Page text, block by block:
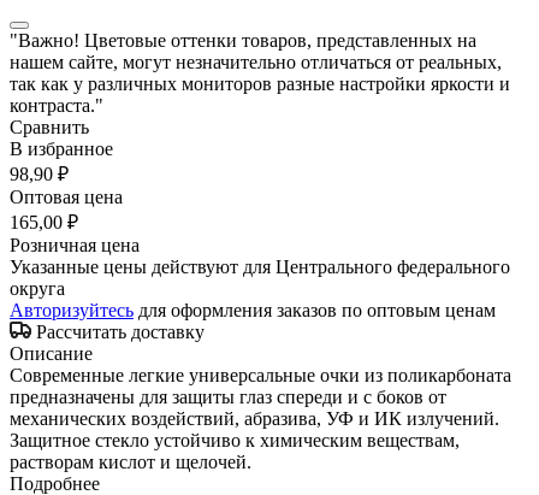
"Важно! Цветовые оттенки товаров, представленных на
нашем сайте, могут незначительно отличаться от реальных,
так как у различных мониторов разные настройки яркости и
контраста."
Сравнить
В избранное
98,90 ₽
Оптовая цена
165,00 ₽
Розничная цена
Указанные цены действуют для Центрального федерального
округа
Авторизуйтесь для оформления заказов по оптовым ценам
Рассчитать доставку
Описание
Современные легкие универсальные очки из поликарбоната
предназначены для защиты глаз спереди и с боков от
механических воздействий, абразива, УФ и ИК излучений.
Защитное стекло устойчиво к химическим веществам,
растворам кислот и щелочей.
Подробнее